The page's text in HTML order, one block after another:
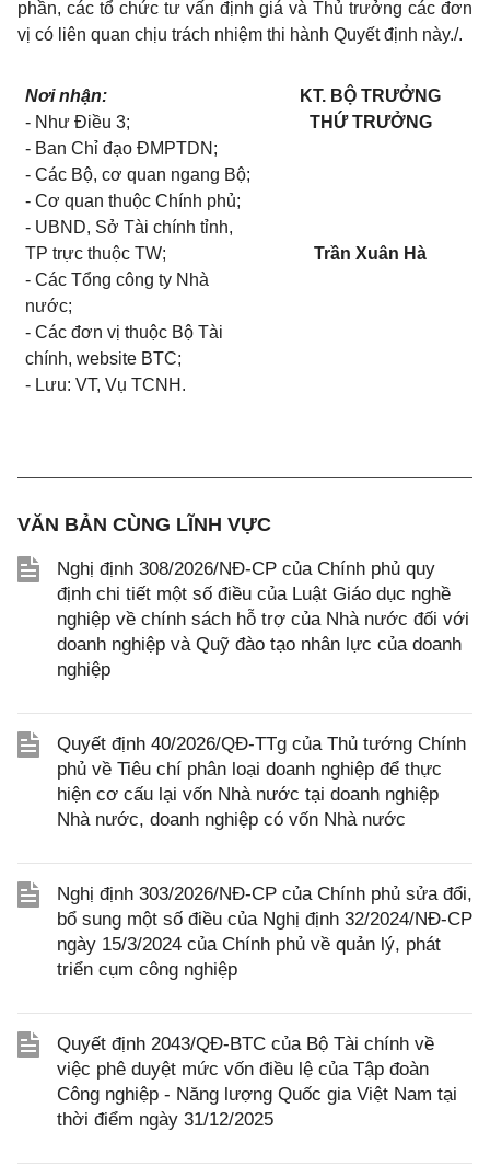
phần, các tổ chức tư vấn định giá và Thủ trưởng các đơn
vị có liên quan chịu trách nhiệm thi hành Quyết định này./.
Nơi nhận:
- Như Điều 3;
- Ban Chỉ đạo ĐMPTDN;
- Các Bộ, cơ quan ngang Bộ;
- Cơ quan thuộc Chính phủ;
- UBND, Sở Tài chính tỉnh,
TP trực thuộc TW;
- Các Tổng công ty Nhà
nước;
- Các đơn vị thuộc Bộ Tài
chính, website BTC;
- Lưu: VT, Vụ TCNH.
KT. BỘ TRƯỞNG
THỨ TRƯỞNG
Trần Xuân Hà
VĂN BẢN CÙNG LĨNH VỰC
Nghị định 308/2026/NĐ-CP của Chính phủ quy
định chi tiết một số điều của Luật Giáo dục nghề
nghiệp về chính sách hỗ trợ của Nhà nước đối với
doanh nghiệp và Quỹ đào tạo nhân lực của doanh
nghiệp
Quyết định 40/2026/QĐ-TTg của Thủ tướng Chính
phủ về Tiêu chí phân loại doanh nghiệp để thực
hiện cơ cấu lại vốn Nhà nước tại doanh nghiệp
Nhà nước, doanh nghiệp có vốn Nhà nước
Nghị định 303/2026/NĐ-CP của Chính phủ sửa đổi,
bổ sung một số điều của Nghị định 32/2024/NĐ-CP
ngày 15/3/2024 của Chính phủ về quản lý, phát
triển cụm công nghiệp
Quyết định 2043/QĐ-BTC của Bộ Tài chính về
việc phê duyệt mức vốn điều lệ của Tập đoàn
Công nghiệp - Năng lượng Quốc gia Việt Nam tại
thời điểm ngày 31/12/2025